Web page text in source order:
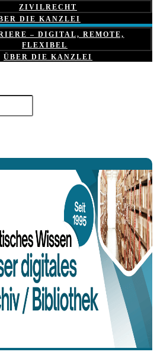
ZIVILRECHT
DIE KANZLEI
– DIGITAL, REMOTE,
FLEXIBEL
ÜBER DIE KANZLEI